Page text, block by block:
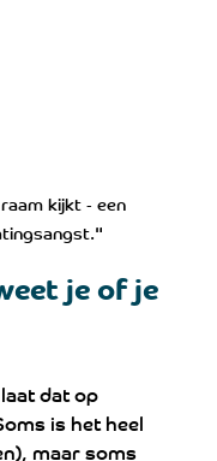
kijkt - een
je of je
dat op
is het heel
maar soms